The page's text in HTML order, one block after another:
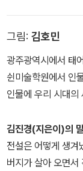
은 아이들』, 소설 『
했으며 그 밖의 저서
로를 비둘기라고 믿
있다. 1989년 초대
나라 교육 발전을 위
그림: 김호민
광주광역시에서 태
쉰미술학원에서 인
인물에 우리 시대의
998년 대한민국 미
우는 아이』 『풀싸
김진경(지은이)의
전설은 어떻게 생겨
버지가 살아 오면서